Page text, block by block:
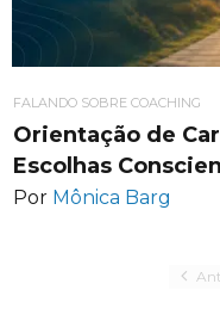
FALANDO SOBRE COACHING
Orientação de
Escolhas
Por Mônica Barg